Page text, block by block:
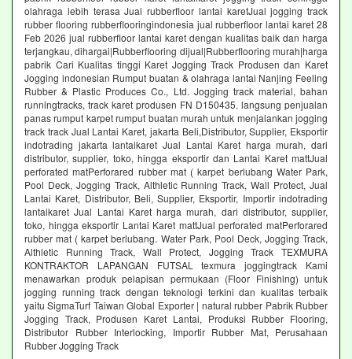
olahraga lebih terasa Jual rubberfloor lantai karetJual jogging track
rubber flooring rubberflooringindonesia jual rubberfloor lantai karet 28
Feb 2026 jual rubberfloor lantai karet dengan kualitas baik dan harga
terjangkau, dihargai|Rubberflooring dijual|Rubberflooring murah|harga
pabrik Cari Kualitas tinggi Karet Jogging Track Produsen dan Karet
Jogging indonesian Rumput buatan & olahraga lantai Nanjing Feeling
Rubber & Plastic Produces Co., Ltd. Jogging track material, bahan
runningtracks, track karet produsen FN D150435. langsung penjualan
panas rumput karpet rumput buatan murah untuk menjalankan jogging
track track Jual Lantai Karet, jakarta Beli,Distributor, Supplier, Eksportir
indotrading jakarta lantaikaret Jual Lantai Karet harga murah, dari
distributor, supplier, toko, hingga eksportir dan Lantai Karet mattJual
perforated matPerforared rubber mat ( karpet berlubang Water Park,
Pool Deck, Jogging Track, Althletic Running Track, Wall Protect, Jual
Lantai Karet, Distributor, Beli, Supplier, Eksportir, Importir indotrading
lantaikaret Jual Lantai Karet harga murah, dari distributor, supplier,
toko, hingga eksportir Lantai Karet mattJual perforated matPerforared
rubber mat ( karpet berlubang. Water Park, Pool Deck, Jogging Track,
Althletic Running Track, Wall Protect, Jogging Track TEXMURA
KONTRAKTOR LAPANGAN FUTSAL texmura joggingtrack Kami
menawarkan produk pelapisan permukaan (Floor Finishing) untuk
jogging running track dengan teknologi terkini dan kualitas terbaik
yaitu SigmaTurf Taiwan Global Exporter | natural rubber Pabrik Rubber
Jogging Track, Produsen Karet Lantai, Produksi Rubber Flooring,
Distributor Rubber Interlocking, Importir Rubber Mat, Perusahaan
Rubber Jogging Track